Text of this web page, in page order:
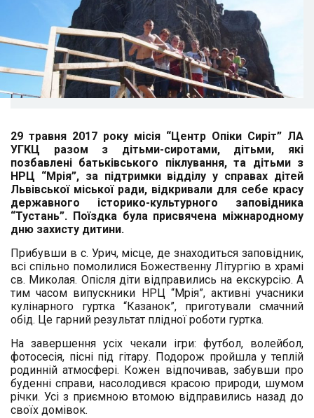
29 травня 2017 року місія “Центр Опіки Сиріт” ЛА
УГКЦ разом з дітьми-сиротами, дітьми, які
позбавлені батьківського піклування, та дітьми з
НРЦ “Мрія”, за підтримки відділу у справах дітей
Львівської міської ради, відкривали для себе красу
державного історико-культурного заповідника
“Тустань”. Поїздка була присвячена міжнародному
дню захисту дитини.
Прибувши в с. Урич, місце, де знаходиться заповідник,
всі спільно помолилися Божественну Літургію в храмі
св. Миколая. Опісля діти відправились на екскурсію. А
тим часом випускники НРЦ “Мрія”, активні учасники
кулінарного гуртка “Казанок”, приготували смачний
обід. Це гарний результат плідної роботи гуртка.
На завершення усіх чекали ігри: футбол, волейбол,
фотосесія, пісні під гітару. Подорож пройшла у теплій
родинній атмосфері. Кожен відпочивав, забувши про
буденні справи, насолодився красою природи, шумом
річки. Усі з приємною втомою відправились назад до
своїх домівок.